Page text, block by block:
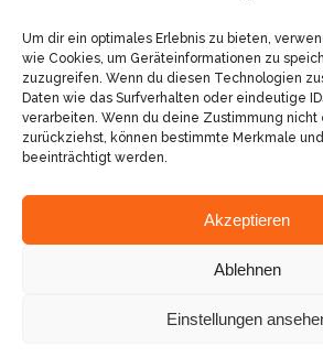
Um dir ein optimales Erlebnis zu bieten,
wie Cookies, um Geräteinformationen zu
zuzugreifen. Wenn du diesen Technologien
Daten wie das Surfverhalten oder eindeutige
verarbeiten. Wenn du deine Zustimmung nicht
zurückziehst, können bestimmte Merkmale
beeinträchtigt werden.
Akzeptieren
Ablehnen
Einstellungen
© Sven Pfister, Geminus
Impressum/